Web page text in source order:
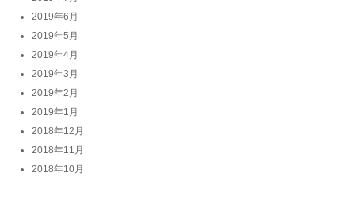
2019年6月
2019年5月
2019年4月
2019年3月
2019年2月
2019年1月
2018年12月
2018年11月
2018年10月